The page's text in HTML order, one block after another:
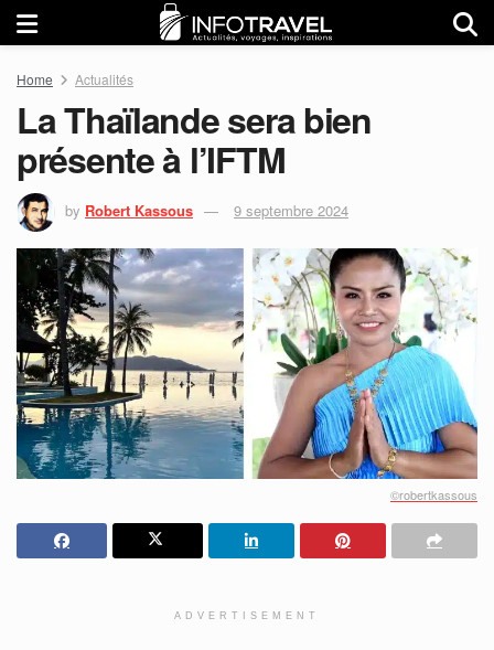
Home Actualités
La Thaïlande sera bien
présente à l’IFTM
by Robert Kassous 9 septembre 2024
©robertkassous
ADVERTISEMENT